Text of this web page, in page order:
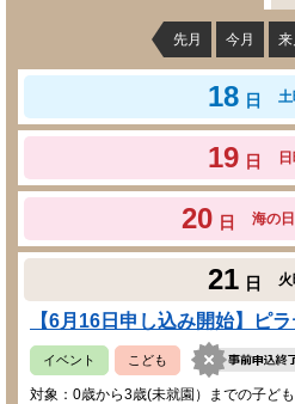
先月 今月 来
18 日 土
19 日
20 日 海の日
21 日 火
【6月16日申し込み開始】ピ
イベント こども
対象：0歳から3歳(未就園）までの子ど